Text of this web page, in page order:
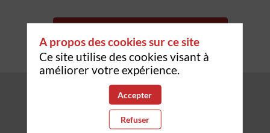
A propos des cookies sur ce site
Ce site utilise des cookies visant à
améliorer votre expérience.
Accepter
Refuser